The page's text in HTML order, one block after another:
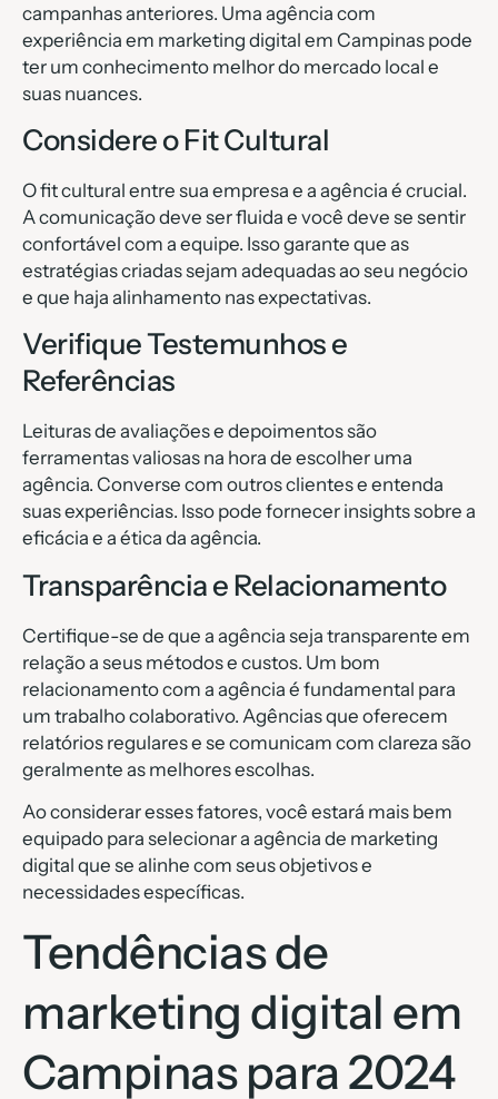
campanhas anteriores. Uma agência com
experiência em marketing digital em Campinas pode
ter um conhecimento melhor do mercado local e
suas nuances.
Considere o Fit Cultural
O fit cultural entre sua empresa e a agência é crucial.
A comunicação deve ser fluida e você deve se sentir
confortável com a equipe. Isso garante que as
estratégias criadas sejam adequadas ao seu negócio
e que haja alinhamento nas expectativas.
Verifique Testemunhos e
Referências
Leituras de avaliações e depoimentos são
ferramentas valiosas na hora de escolher uma
agência. Converse com outros clientes e entenda
suas experiências. Isso pode fornecer insights sobre a
eficácia e a ética da agência.
Transparência e Relacionamento
Certifique-se de que a agência seja transparente em
relação a seus métodos e custos. Um bom
relacionamento com a agência é fundamental para
um trabalho colaborativo. Agências que oferecem
relatórios regulares e se comunicam com clareza são
geralmente as melhores escolhas.
Ao considerar esses fatores, você estará mais bem
equipado para selecionar a agência de marketing
digital que se alinhe com seus objetivos e
necessidades específicas.
Tendências de
marketing digital em
Campinas para 2024